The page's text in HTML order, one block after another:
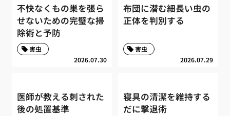
不快なくもの巣を張ら
せないための完璧な掃
除術と予防
2026.07.30
害虫
布団に潜む細長い虫の
正体を判別する
2026.07.29
害虫
医師が教える刺された
後の処置基準
寝具の清潔を維持する
だに撃退術